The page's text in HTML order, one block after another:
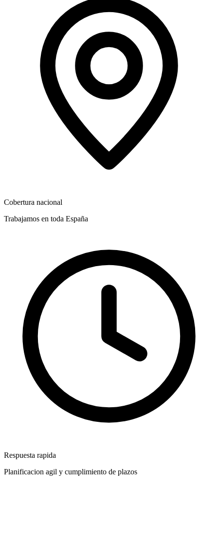
Cobertura nacional
Trabajamos en toda España
Respuesta rapida
Planificacion agil y cumplimiento de plazos